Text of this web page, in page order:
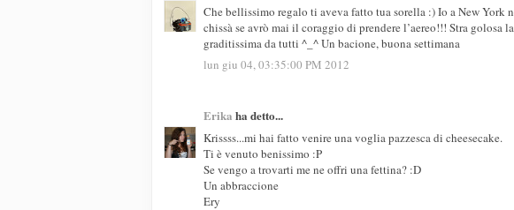
Che bellissimo regalo ti aveva fatto tua sorella :) Io a New York
chissà se avrò mai il coraggio di prendere l’aereo!!! Stra golosa
graditissima da tutti ^_^ Un bacione, buona settimana
lun giu 04, 03:35:00 PM 2012
Erika ha detto...
Krissss...mi hai fatto venire una voglia pazzesca di cheesecake.
Ti è venuto benissimo :P
Se vengo a trovarti me ne offri una fettina? :D
Un abbraccione
Ery